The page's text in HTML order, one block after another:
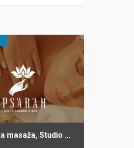
Tajlandska masaža, Studio za masažu Subotica APSARAH